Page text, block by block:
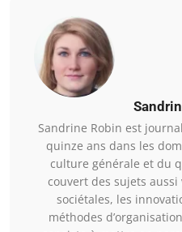
Sandrine Robin est
quinze ans dans les
culture générale et du
couvert des sujets
sociétales, les
méthodes